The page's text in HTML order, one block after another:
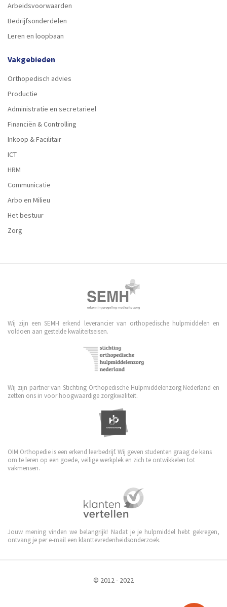
Arbeidsvoorwaarden
Bedrijfsonderdelen
Leren en loopbaan
Vakgebieden
Orthopedisch advies
Productie
Administratie en secretarieel
Financiën & Controlling
Inkoop & Facilitair
ICT
HRM
Communicatie
Arbo en Milieu
Het bestuur
Zorg
Wij zijn een SEMH erkend leverancier van orthopedische hulpmiddelen en
voldoen aan gestelde kwaliteitseisen.
Wij zijn partner van Stichting Orthopedische Hulpmiddelenzorg Nederland en
zetten ons in voor hoogwaardige zorgkwaliteit.
OIM Orthopedie is een erkend leerbedrijf. Wij geven studenten graag de kans
om te leren op een goede, veilige werkplek en zich te ontwikkelen tot
vakmensen.
Jouw mening vinden we belangrijk! Nadat je je hulpmiddel hebt gekregen,
ontvang je per e-mail een klanttevredenheidsonderzoek.
© 2012 - 2022